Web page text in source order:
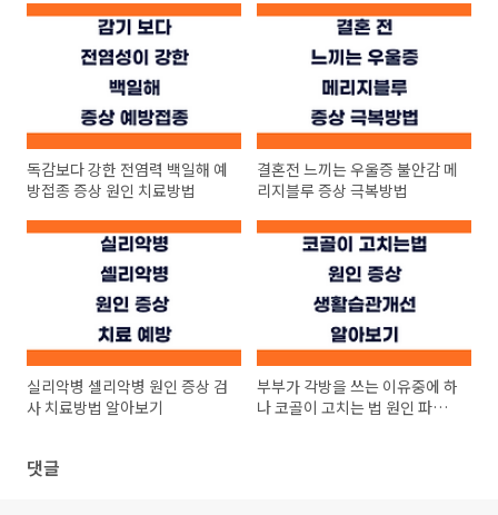
독감보다 강한 전염력 백일해 예
방접종 증상 원인 치료방법
결혼전 느끼는 우울증 불안감 메
리지블루 증상 극복방법
실리악병 셀리악병 원인 증상 검
사 치료방법 알아보기
부부가 각방을 쓰는 이유중에 하
나 코골이 고치는 법 원인 파악
댓글